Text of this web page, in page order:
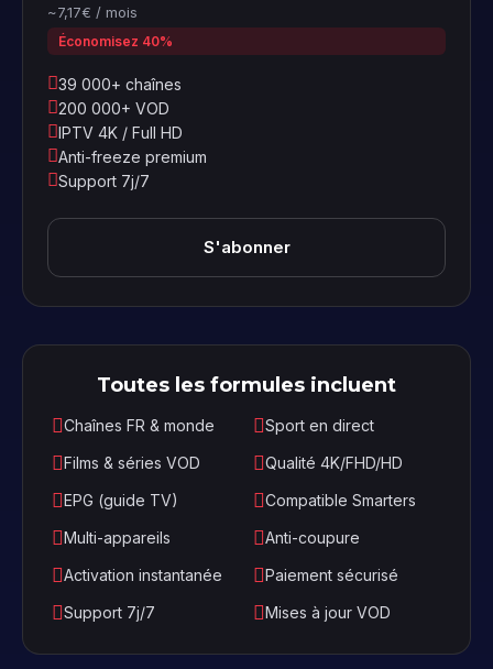
~7,17€ / mois
Économisez 40%
39 000+ chaînes
200 000+ VOD
IPTV 4K / Full HD
Anti-freeze premium
Support 7j/7
S'abonner
Toutes les formules incluent
Chaînes FR & monde
Sport en direct
Films & séries VOD
Qualité 4K/FHD/HD
EPG (guide TV)
Compatible Smarters
Multi-appareils
Anti-coupure
Activation instantanée
Paiement sécurisé
Support 7j/7
Mises à jour VOD